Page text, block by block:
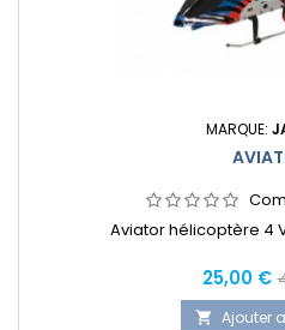
MARQUE:
Aviator hélicoptère 4
Prix
25,00 €
 Ajouter